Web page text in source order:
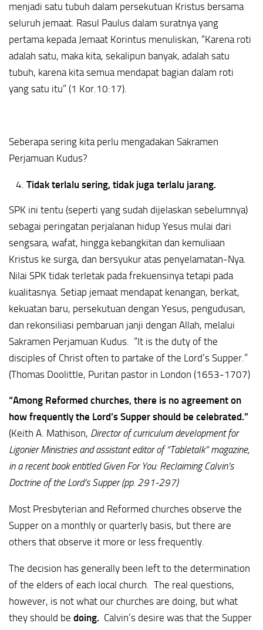
menjadi satu tubuh dalam persekutuan Kristus bersama
seluruh jemaat. Rasul Paulus dalam suratnya yang
pertama kepada Jemaat Korintus menuliskan, “Karena roti
adalah satu, maka kita, sekalipun banyak, adalah satu
tubuh, karena kita semua mendapat bagian dalam roti
yang satu itu” (1 Kor.10:17).
Seberapa sering kita perlu mengadakan Sakramen
Perjamuan Kudus?
Tidak terlalu sering, tidak juga terlalu jarang.
SPK ini tentu (seperti yang sudah dijelaskan sebelumnya)
sebagai peringatan perjalanan hidup Yesus mulai dari
sengsara, wafat, hingga kebangkitan dan kemuliaan
Kristus ke surga, dan bersyukur atas penyelamatan-Nya.
Nilai SPK tidak terletak pada frekuensinya tetapi pada
kualitasnya. Setiap jemaat mendapat kenangan, berkat,
kekuatan baru, persekutuan dengan Yesus, pengudusan,
dan rekonsiliasi pembaruan janji dengan Allah, melalui
Sakramen Perjamuan Kudus. “It is the duty of the
disciples of Christ often to partake of the Lord’s Supper.”
(Thomas Doolittle, Puritan pastor in London (1653-1707)
“Among Reformed churches, there is no agreement on
how frequently the Lord’s Supper should be celebrated.”
(Keith A. Mathison, Director of curriculum development for
Ligonier Ministries and assistant editor of “Tabletalk” magazine,
in a recent book entitled Given For You: Reclaiming Calvin’s
Doctrine of the Lord’s Supper (pp. 291-297)
Most Presbyterian and Reformed churches observe the
Supper on a monthly or quarterly basis, but there are
others that observe it more or less frequently.
The decision has generally been left to the determination
of the elders of each local church. The real questions,
however, is not what our churches are doing, but what
they should be doing. Calvin’s desire was that the Supper